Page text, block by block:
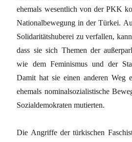
ehemals wesentlich von der PKK
Nationalbewegung in der Türkei.
Solidaritätshuberei zu verfallen,
dass sie sich Themen der
wie dem Feminismus und der
Damit hat sie einen anderen Weg
ehemals nominalsozialistische
Sozialdemokraten mutierten.
Die Angriffe der türkischen